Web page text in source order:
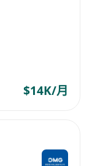
$14K/月